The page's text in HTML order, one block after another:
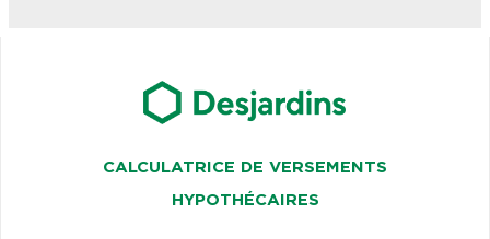
CALCULATRICE DE VERSEMENTS
HYPOTHÉCAIRES